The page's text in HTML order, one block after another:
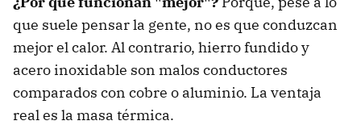
que suele pensar la gente, no es que conduzcan
mejor el calor. Al contrario, hierro fundido y
acero inoxidable son malos conductores
comparados con cobre o aluminio. La ventaja
real es la masa térmica.